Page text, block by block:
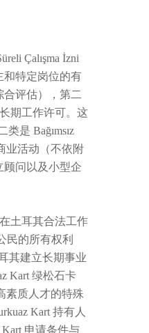
Çalışma İzni
和特定岗位的有
评估），第二
期工作许可。这
是 Bağımsız
业活动（不依附
顾问以及小型企
土耳其合法工作
民的所有权利
其建立长期事业
Kart 绿松石卡
素质人才的特殊
Kart 持有人
Kart 申请条件与